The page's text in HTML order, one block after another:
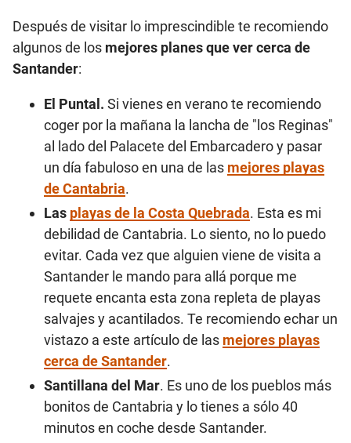
Después de visitar lo imprescindible te recomiendo
algunos de los mejores planes que ver cerca de
Santander:
El Puntal. Si vienes en verano te recomiendo
coger por la mañana la lancha de "los Reginas"
al lado del Palacete del Embarcadero y pasar
un día fabuloso en una de las mejores playas
de Cantabria.
Las playas de la Costa Quebrada. Esta es mi
debilidad de Cantabria. Lo siento, no lo puedo
evitar. Cada vez que alguien viene de visita a
Santander le mando para allá porque me
requete encanta esta zona repleta de playas
salvajes y acantilados. Te recomiendo echar un
vistazo a este artículo de las mejores playas
cerca de Santander.
Santillana del Mar. Es uno de los pueblos más
bonitos de Cantabria y lo tienes a sólo 40
minutos en coche desde Santander.